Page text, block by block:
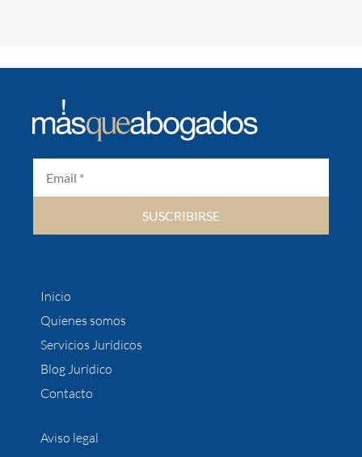
SUSCRIBIRSE
Inicio
Quienes somos
Servicios Jurídicos
Blog Jurídico
Contacto
Aviso legal